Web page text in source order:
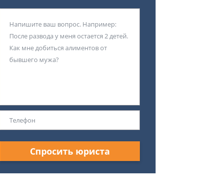
Спросить юриста